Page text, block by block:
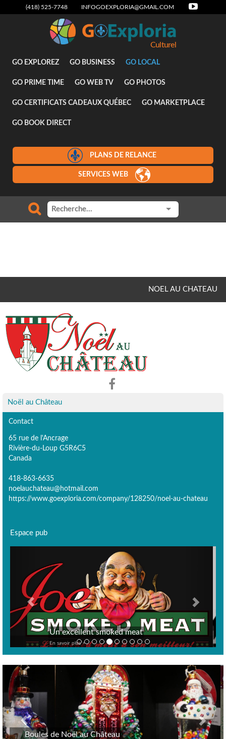
(418) 525-7748 INFOGOEXPLORIA@GMAIL.COM
Culturel
GO EXPLOREZ GO BUSINESS GO LOCAL
GO PRIME TIME GO WEB TV GO PHOTOS
GO CERTIFICATS CADEAUX QUÉBEC GO MARKETPLACE
GO BOOK DIRECT
PLANS DE RELANCE
SERVICES WEB
NOEL AU CHATEAU
Noël au Château
Contact
65 rue de l'Ancrage
Rivière-du-Loup G5R6C5
Canada
418-863-6635
noelauchateau@hotmail.com
https://www.goexploria.com/company/128250/noel-au-chateau
Espace pub
Poissonnerie Marché des 3
fumoirs
En savoir plus >
Accessoires de Noël au Château
Previous